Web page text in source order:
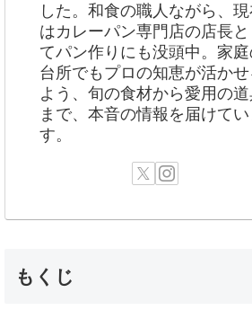
した。和食の職人ながら、現
はカレーパン専門店の店長と
てパン作りにも没頭中。家
台所でもプロの知恵が活かせ
よう、旬の食材から愛用の
まで、本音の情報を届けてい
す。
もくじ